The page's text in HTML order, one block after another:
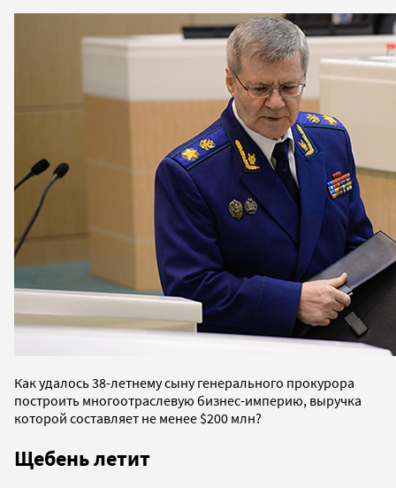
Как удалось 38-летнему сыну генерального прокурора
построить многоотраслевую бизнес-империю, выручка
которой составляет не менее $200 млн?
Щебень летит